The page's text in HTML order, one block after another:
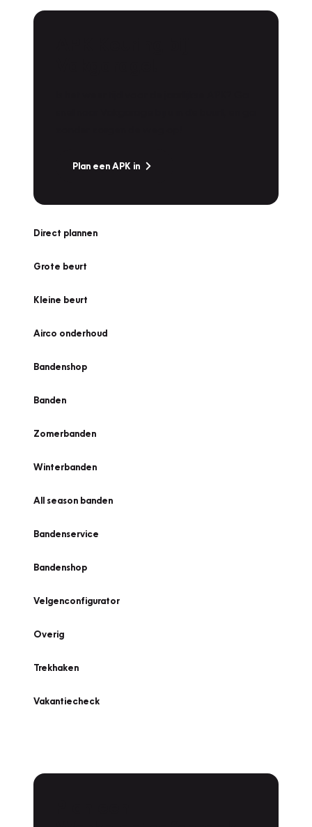
Plan een APK in
Direct plannen
Grote beurt
Kleine beurt
Airco onderhoud
Bandenshop
Banden
Zomerbanden
Winterbanden
All season banden
Bandenservice
Bandenshop
Velgenconfigurator
Overig
Trekhaken
Vakantiecheck